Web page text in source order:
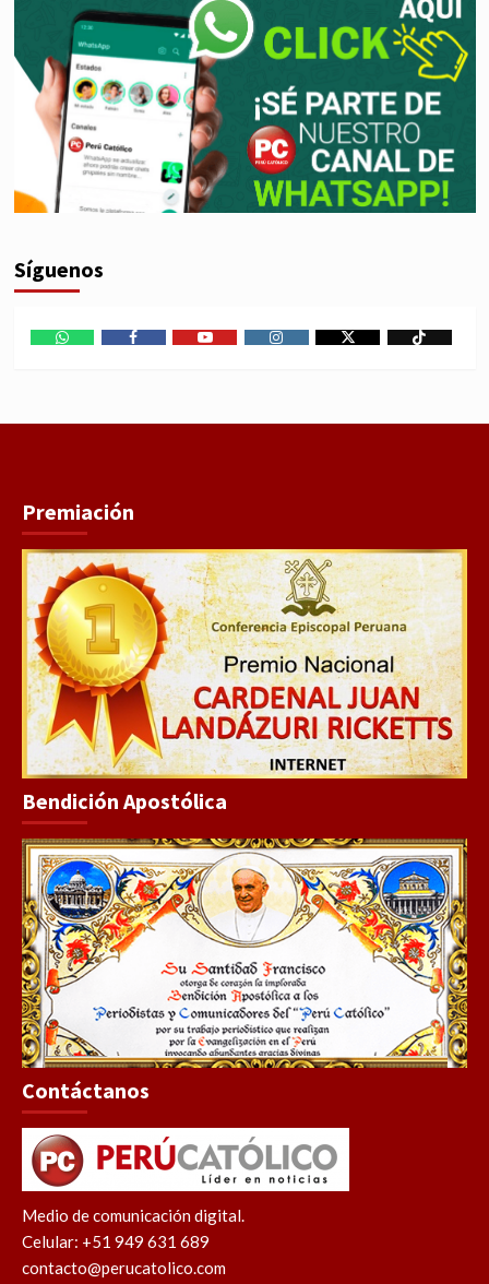
Síguenos
Premiación
Bendición Apostólica
Contáctanos
Medio de comunicación digital.
Celular: +51 949 631 689
contacto@perucatolico.com